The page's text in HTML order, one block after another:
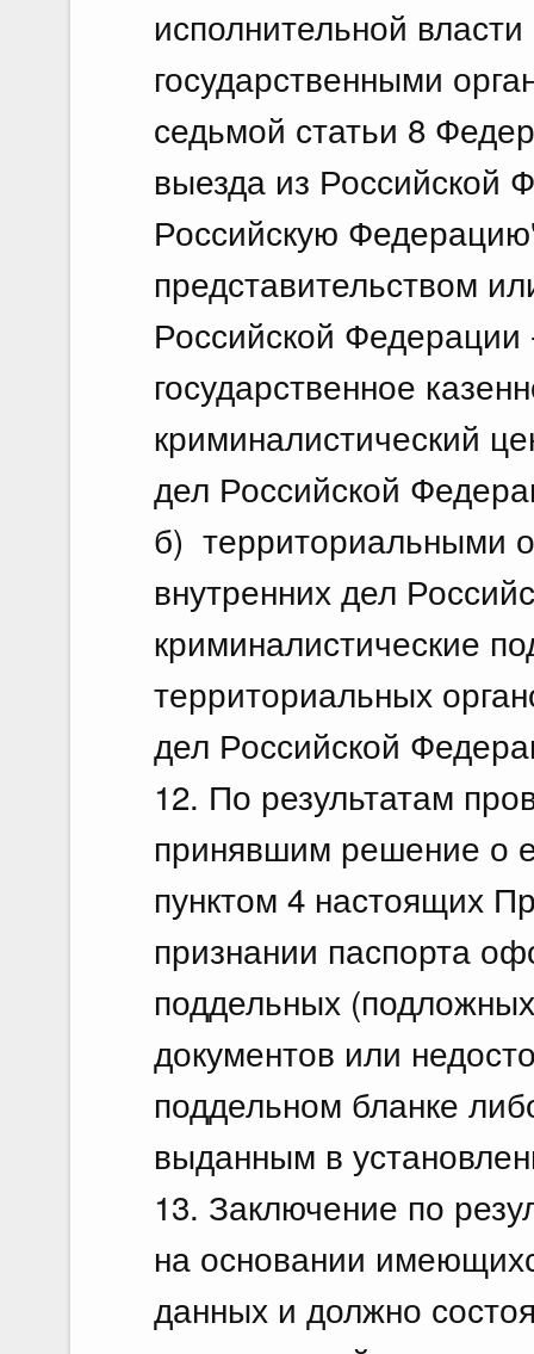
исполнительной
государственными
седьмой статьи 8
выезда из Российской
Российскую
представительством
Российской
государственное
криминалистический
дел Российской
б) территориальными
внутренних дел
криминалистические
территориальных
дел Российской
12. По результатам
принявшим решение о
пунктом 4 настоящих
признании паспорта
поддельных
документов или
поддельном бланке
выданным в
13. Заключение по
на основании
данных и должно